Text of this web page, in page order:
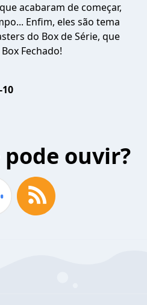
acabaram de começar,
Enfim, eles são tema
do Box de Série, que
Fechado!
10
ouvir?